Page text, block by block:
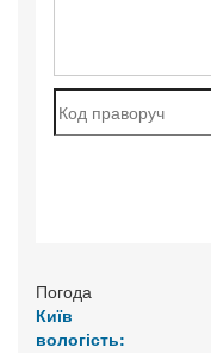
Погода
Київ
вологість: